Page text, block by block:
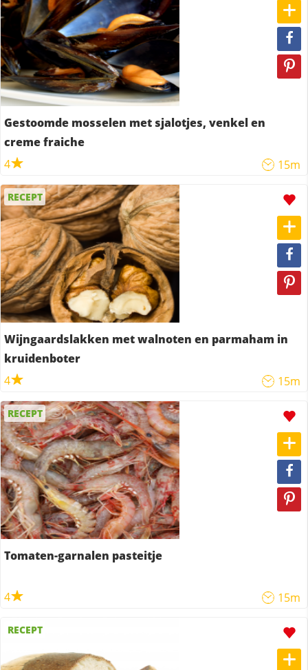
Gestoomde mosselen met sjalotjes, venkel en
creme fraiche
4
15m
RECEPT
Wijngaardslakken met walnoten en parmaham in
kruidenboter
4
15m
RECEPT
Tomaten-garnalen pasteitje
4 15m
RECEPT